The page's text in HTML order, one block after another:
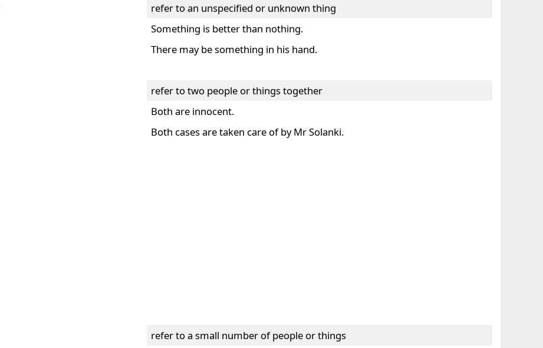
refer to an unspecified or unknown thing
Something is better than nothing.
There may be something in his hand.
refer to two people or things together
Both are innocent.
Both cases are taken care of by Mr Solanki.
refer to a small number of people or things